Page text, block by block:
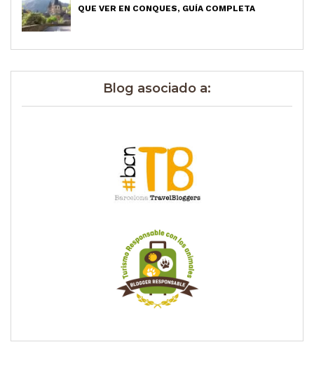
QUE VER EN CONQUES, GUÍA COMPLETA
Blog asociado a: